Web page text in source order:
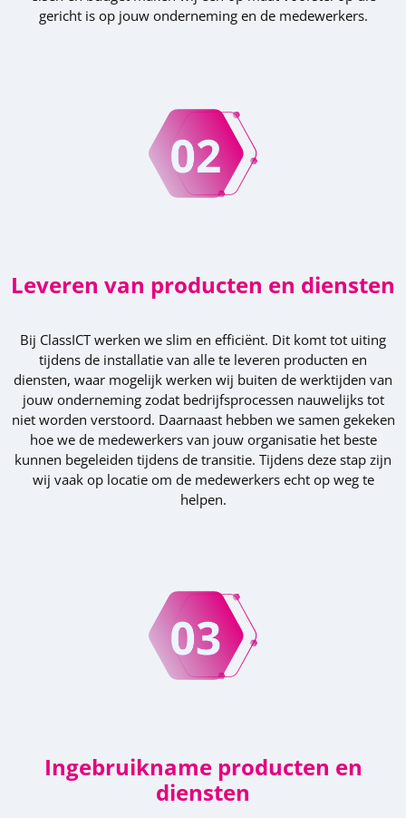
gericht is op jouw onderneming en de medewerkers.
Leveren van producten en diensten
Bij ClassICT werken we slim en efficiënt. Dit komt tot uiting
tijdens de installatie van alle te leveren producten en
diensten, waar mogelijk werken wij buiten de werktijden van
jouw onderneming zodat bedrijfsprocessen nauwelijks tot
niet worden verstoord. Daarnaast hebben we samen gekeken
hoe we de medewerkers van jouw organisatie het beste
kunnen begeleiden tijdens de transitie. Tijdens deze stap zijn
wij vaak op locatie om de medewerkers echt op weg te
helpen.
Ingebruikname producten en
diensten